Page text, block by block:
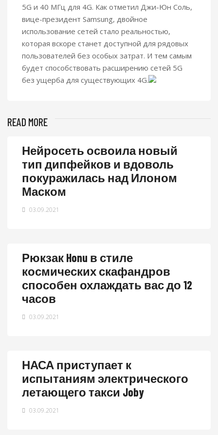
5G и 40 МГц для 4G. Как отметил Джи-Юн Соль,
вице-президент Samsung, двойное
использование сетей стало реальностью,
которая вскоре станет доступной для рядовых
пользователей без особых затрат. И тем самым
будет способствовать расширению сетей 5G
без ущерба для существующих 4G.
READ MORE
Нейросеть освоила новый
тип дипфейков и вдоволь
покуражилась над Илоном
Маском
03.09.2021
Рюкзак Honu в стиле
космических скафандров
способен охлаждать вас до 12
часов
03.09.2021
НАСА приступает к
испытаниям электрического
летающего такси Joby
03.09.2021